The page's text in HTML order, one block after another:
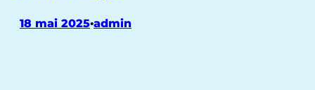
18 mai 2025•admin